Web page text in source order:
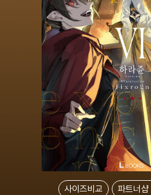
사이즈비교 파트너샵